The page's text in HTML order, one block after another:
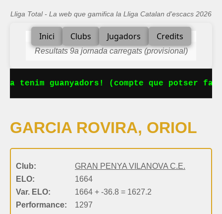
Lliga Total - La web que gamifica la Lliga Catalan d'escacs 2026
Inici Clubs Jugadors Credits
Resultats 9a jornada carregats (provisional)
tenim guanyadors! (compte que potser
GARCIA ROVIRA, ORIOL
Club:
GRAN PENYA VILANOVA C.E.
ELO:
1664
Var. ELO:
1664 + -36.8 = 1627.2
Performance:
1297